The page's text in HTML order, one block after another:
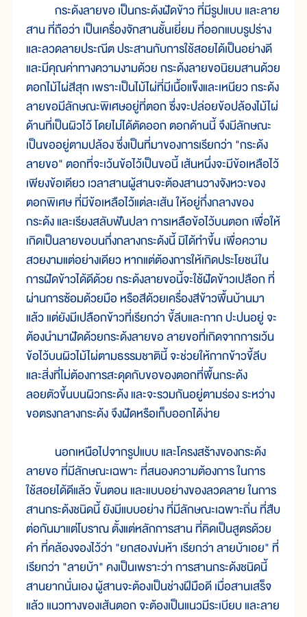
กระด้งลายขอ เป็นกระด้งฝัดข้าว ที่มีรูปแบบ และลาย
สาน ที่ถือว่า เป็นเครื่องจักสานชั้นเยี่ยม ที่ออกแบบรูปร่าง
และลวดลายประณีต ประสานกับการใช้สอยได้เป็นอย่างดี
และมีคุณค่าทางความงามด้วย กระด้งลายขอนิยมสานด้วย
ตอกไม้ไผ่สีสุก เพราะเป็นไม้ไผ่ที่มีเนื้อแข็งและเหนียว กระด้ง
ลายขอมีลักษณะพิเศษอยู่ที่ตอก ซึ่งจะปล่อยข้อปล้องไม้ไผ่
ด้านที่เป็นผิวไว้ โดยไม่ได้ตัดออก ตอกด้านนี้ จึงมีลักษณะ
เป็นขออยู่ตามปล้อง ซึ่งเป็นที่มาของการเรียกว่า "กระด้ง
ลายขอ" ตอกที่จะเว้นข้อไว้เป็นขอนี้ เส้นหนึ่งจะมีข้อเหลือไว้
เพียงข้อเดียว เวลาสานผู้สานจะต้องสานวางจังหวะของ
ตอกพิเศษ ที่มีข้อเหลือไว้แต่ละเส้น ให้อยู่กึ่งกลางของ
กระด้ง และเรียงสลับฟันปลา การเหลือข้อไว้บนตอก เพื่อให้
เกิดเป็นลายขอบนกึ่งกลางกระด้งนี้ มิได้ทำขึ้น เพื่อความ
สวยงามแต่อย่างเดียว หากแต่ต้องการให้เกิดประโยชน์ใน
การฝัดข้าวได้ดีด้วย กระด้งลายขอนี้จะใช้ฝัดข้าวเปลือก ที่
ผ่านการซ้อมด้วยมือ หรือสีด้วยเครื่องสีข้าวพื้นบ้านมา
แล้ว แต่ยังมีเปลือกข้าวที่เรียกว่า ขี้ลีบและกาก ปะปนอยู่ จะ
ต้องนำมาฝัดด้วยกระด้งลายขอ ลายขอที่เกิดจากการเว้น
ข้อไว้บนผิวไม้ไผ่ตามธรรมชาตินี้ จะช่วยให้กากข้าวขี้ลีบ
และสิ่งที่ไม่ต้องการสะดุดกับขอของตอกที่พื้นกระด้ง
ลอยตัวขึ้นบนผิวกระด้ง และจะรวมกันอยู่ตามร่อง ระหว่าง
ขอตรงกลางกระด้ง จึงฝัดหรือเก็บออกได้ง่าย
นอกเหนือไปจากรูปแบบ และโครงสร้างของกระด้ง
ลายขอ ที่มีลักษณะเฉพาะ ที่สนองความต้องการ ในการ
ใช้สอยได้ดีแล้ว ขั้นตอน และแบบอย่างของลวดลาย ในการ
สานกระด้งชนิดนี้ ยังมีแบบอย่าง ที่มีลักษณะเฉพาะถิ่น ที่สืบ
ต่อกันมาแต่โบราณ ตั้งแต่หลักการสาน ที่คิดเป็นสูตรด้วย
คำ ที่คล้องจองไว้ว่า "ยกสองข่มห้า เรียกว่า ลายบ้าเอย" ที่
เรียกว่า "ลายบ้า" คงเป็นเพราะว่า การสานกระด้งชนิดนี้
สานยากนั่นเอง ผู้สานจะต้องเป็นช่างฝีมือดี เมื่อสานเสร็จ
แล้ว แนวทางของเส้นตอก จะต้องเป็นแนวมีระเบียบ และลาย